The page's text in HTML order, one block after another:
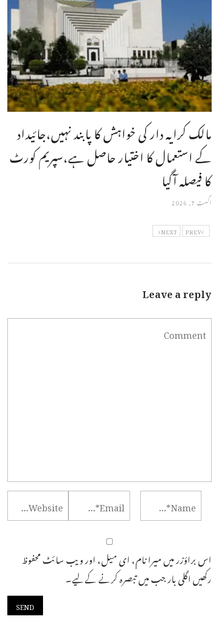
مالک کرایہ دار کی خواہش کا پابند نہیں،جائیداد
کے استعمال کا اختیار حاصل ہے،سپریم کورٹ
کا فیصلہ آگیا
اگست 7, 2026
PREV
NEXT
Leave a reply
اس براؤزر میں میرا نام، ای میل، اور ویب سائٹ محفوظ
رکھیں اگلی بار جب میں تبصرہ کرنے کےلیے۔